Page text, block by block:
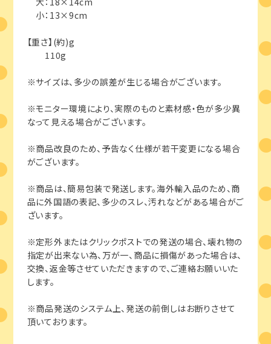
小：13×9cm
【重さ】(約)g
110g
※サイズは、多少の誤差が生じる場合がございます。
※モニター環境により、実際のものと素材感・色が多少異
なって見える場合がございます。
※商品改良のため、予告なく仕様が若干変更になる場合
がございます。
※商品は、簡易包装で発送します。海外輸入品のため、商
品に外国語の表記、多少のスレ、汚れなどがある場合がご
ざいます。
※定形外またはクリックポストでの発送の場合、壊れ物の
指定が出来ない為、万が一、商品に損傷があった場合は、
交換、返金等させていただきますので、ご連絡お願いいた
します。
※商品発送のシステム上、発送の前倒しはお断りさせて
頂いております。